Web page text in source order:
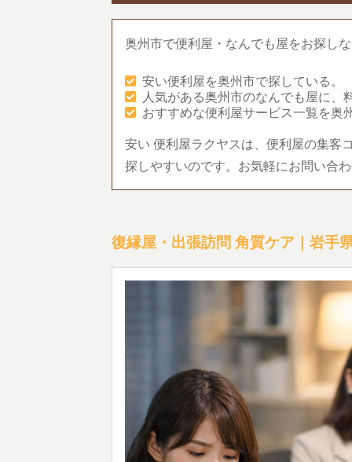
奥州市で便利屋・なんでも屋をお探し
安い便利屋を奥州市で探している。
人気がある奥州市のなんでも屋に、
おすすめな便利屋サービス一覧を奥
安い 便利屋ラクヤスは、便利屋の集客
探しやすいのです。お気軽にお問い合
復縁屋・出張訪問 角質ケア｜岩手